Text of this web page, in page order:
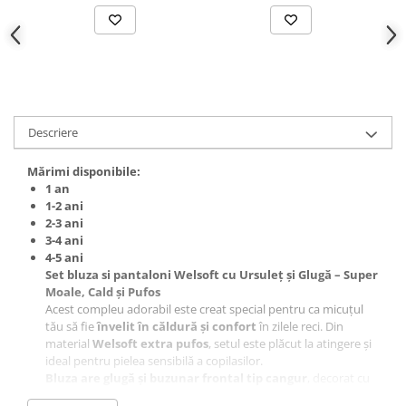
Descriere
Mărimi disponibile:
1 an
1-2 ani
2-3 ani
3-4 ani
4-5 ani
Set bluza si pantaloni Welsoft cu Ursuleț și Glugă – Super
Moale, Cald și Pufos
Acest compleu adorabil este creat special pentru ca micuțul
tău să fieînvelit în căldură și confort în zilele reci. Din
material Welsoft extra pufos, setul este plăcut la atingere și
ideal pentru pielea sensibilă a copilasilor.
unursuleț 3D